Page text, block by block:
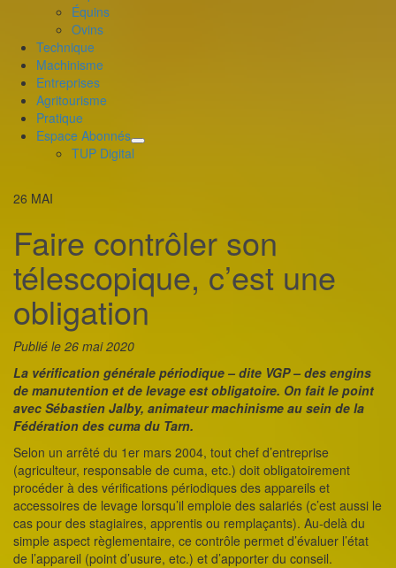
Équins
Ovins
Technique
Machinisme
Entreprises
Agritourisme
Pratique
Espace Abonnés
déplier
TUP Digital
26 MAI
Faire contrôler son
télescopique, c’est une
obligation
Publié le 26 mai 2020
La vérification générale périodique – dite VGP – des engins
de manutention et de levage est obligatoire. On fait le point
avec Sébastien Jalby, animateur machinisme au sein de la
Fédération des cuma du Tarn.
Selon un arrêté du 1er mars 2004, tout chef d’entreprise
(agriculteur, responsable de cuma, etc.) doit obligatoirement
procéder à des vérifications périodiques des appareils et
accessoires de levage lorsqu’il emploie des salariés (c’est aussi le
cas pour des stagiaires, apprentis ou remplaçants). Au-delà du
simple aspect règlementaire, ce contrôle permet d’évaluer l’état
de l’appareil (point d’usure, etc.) et d’apporter du conseil.